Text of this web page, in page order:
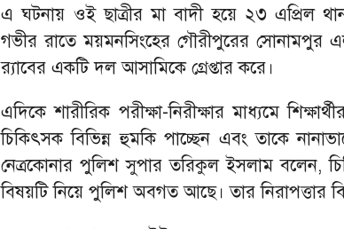
এ ঘটনায় ওই ছাত্রীর মা বাদী হয়ে ২৩ এপ্রিল
গভীর রাতে ময়মনসিংহের গৌরীপুরের সোনামপুর
র‍্যাবের একটি দল আসামিকে গ্রেপ্তার করে।
এদিকে শারীরিক পরীক্ষা-নিরীক্ষার মাধ্যমে
চিকিৎসক বিভিন্ন হুমকি পাচ্ছেন এবং তাকে
নেত্রকোনার পুলিশ সুপার তরিকুল ইসলাম বলেন,
বিষয়টি নিয়ে পুলিশ অবগত আছে। তার নিরাপত্তার